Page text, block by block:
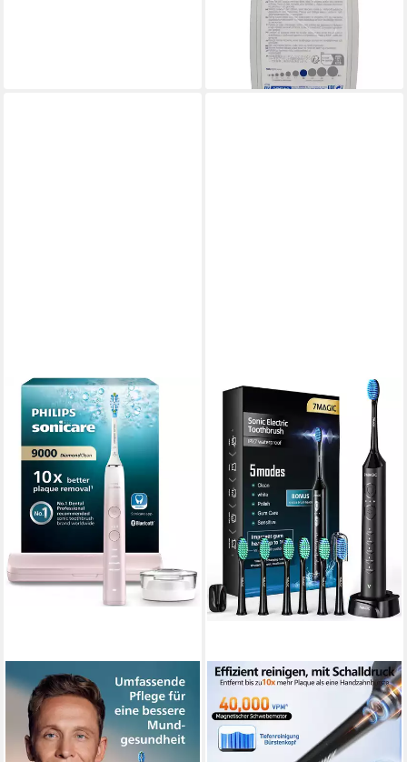
19262903
(2,42 €/ 1 Stk)
lieferbar - in 3-4 Werktagen bei dir